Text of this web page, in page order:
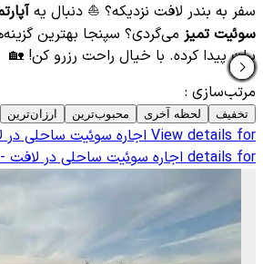
سفر به بندر لافت نزدیکه؟ ⛵️ دنبال یه
سوئیت تمیز می‌گردی؟ سپنجا بهترین
برات پیدا کرده. با خیال راحت رزرو کن! 🏡
مرتب‌سازی :
تخفیف لحظه آخری محبوب‌ترین ارزان‌ترین
View details for اجاره سوئیت ساحلی در
details for اجاره سوئیت ساحلی در لافت -